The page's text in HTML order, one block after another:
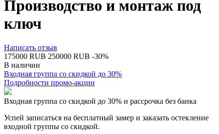
Производство и монтаж под
ключ
Написать отзыв
‍175000‍ RUB ‍250000‍ RUB -30%
В наличии
Входная группа со скидкой до 30%
Подробности промо-акции
Входная группа со скидкой до 30% и рассрочка без банка
Успей записаться на бесплатный замер и заказать остекление
входной группы со скидкой.